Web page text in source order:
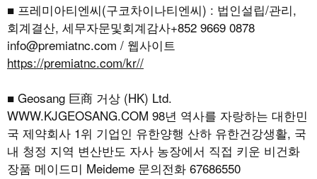
■ 프레미아티엔씨(구코차이나티엔씨) : 법인설립/관리,
회계결산, 세무자문및회계감사+852 9669 0878
info@premiatnc.com / 웹사이트
https://premiatnc.com/kr//
■ Geosang 巨商 거상 (HK) Ltd.
WWW.KJGEOSANG.COM 98년 역사를 자랑하는 대한민
국 제약회사 1위 기업인 유한양행 산하 유한건강생활, 국
내 청정 지역 변산반도 자사 농장에서 직접 키운 비건화
장품 메이드미 Meideme 문의전화 67686550